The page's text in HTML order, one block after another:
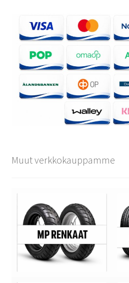
Muut verkkokauppamme